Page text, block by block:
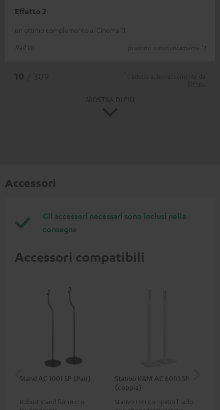
Effetto 2
un ottimo complemento al Cinema 11
Ralf W.
(tradotto automaticamente *)
Accessori
Gli accessori necessari sono inclusi nella
consegna
Accessori compatibili
Stand AC 1001 SP (Pair)
Robust stand for micro
Stativo K&M AC 6001 SP
(coppia)
Stativo HiFi compatibili solo